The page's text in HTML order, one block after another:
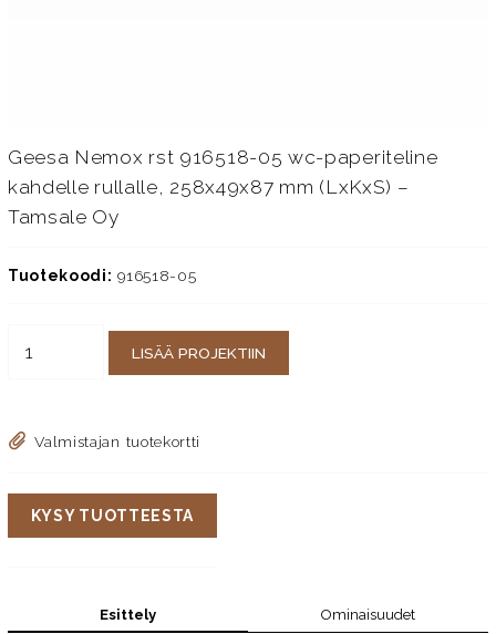
Geesa Nemox rst 916518-05 wc-paperiteline
kahdelle rullalle, 258x49x87 mm (LxKxS) –
Tamsale Oy
Tuotekoodi: 916518-05
LISÄÄ PROJEKTIIN
Valmistajan tuotekortti
KYSY TUOTTEESTA
Esittely Ominaisuudet